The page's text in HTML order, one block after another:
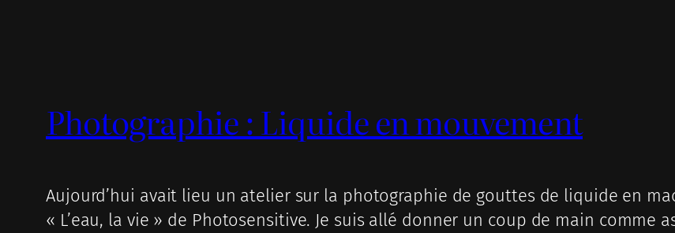
Photographie : Liquide en mouvement
Aujourd’hui avait lieu un atelier sur la photographie de gouttes de liquide en
« L’eau, la vie » de Photosensitive. Je suis allé donner un coup de main